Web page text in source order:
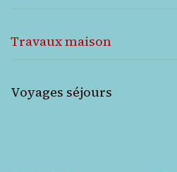
Travaux maison
Voyages séjours